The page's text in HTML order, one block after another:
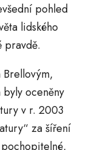
pohled
lidského
pravdě.
oceněny
v r. 2003
za šíření